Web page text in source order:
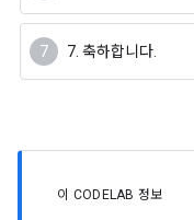
7. 축하합니다.
이 CODELAB 정보